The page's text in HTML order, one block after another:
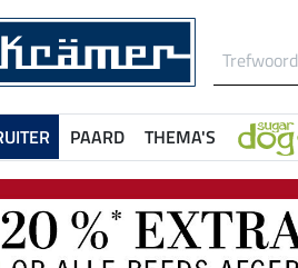
PAARD THEMA'S